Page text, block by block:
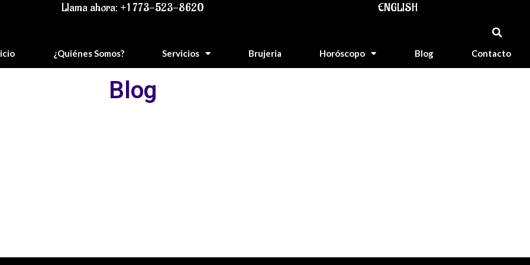
Llama ahora: +1 773-523-8620 ENGLISH
¿Quiénes Somos? Servicios Brujeria Horóscopo Blog Contacto
Blog